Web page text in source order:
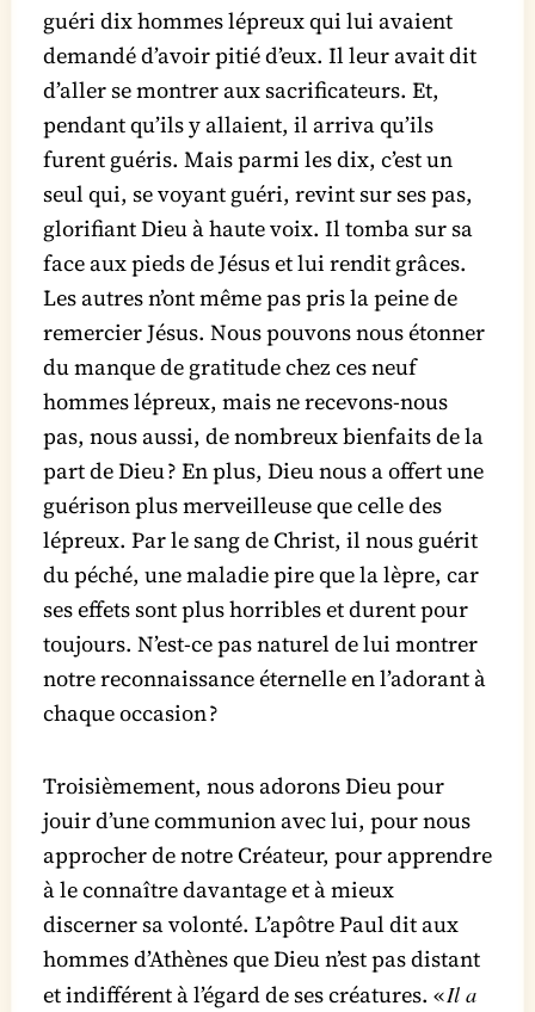
guéri dix hommes lépreux qui lui avaient
demandé d’avoir pitié d’eux. Il leur avait dit
d’aller se montrer aux sacrificateurs. Et,
pendant qu’ils y allaient, il arriva qu’ils
furent guéris. Mais parmi les dix, c’est un
seul qui, se voyant guéri, revint sur ses pas,
glorifiant Dieu à haute voix. Il tomba sur sa
face aux pieds de Jésus et lui rendit grâces.
Les autres n’ont même pas pris la peine de
remercier Jésus. Nous pouvons nous étonner
du manque de gratitude chez ces neuf
hommes lépreux, mais ne recevons-nous
pas, nous aussi, de nombreux bienfaits de la
part de Dieu ? En plus, Dieu nous a offert une
guérison plus merveilleuse que celle des
lépreux. Par le sang de Christ, il nous guérit
du péché, une maladie pire que la lèpre, car
ses effets sont plus horribles et durent pour
toujours. N’est-ce pas naturel de lui montrer
notre reconnaissance éternelle en l’adorant à
chaque occasion ?
Troisièmement, nous adorons Dieu pour
jouir d’une communion avec lui, pour nous
approcher de notre Créateur, pour apprendre
à le connaître davantage et à mieux
discerner sa volonté. L’apôtre Paul dit aux
hommes d’Athènes que Dieu n’est pas distant
et indifférent à l’égard de ses créatures. «Il a